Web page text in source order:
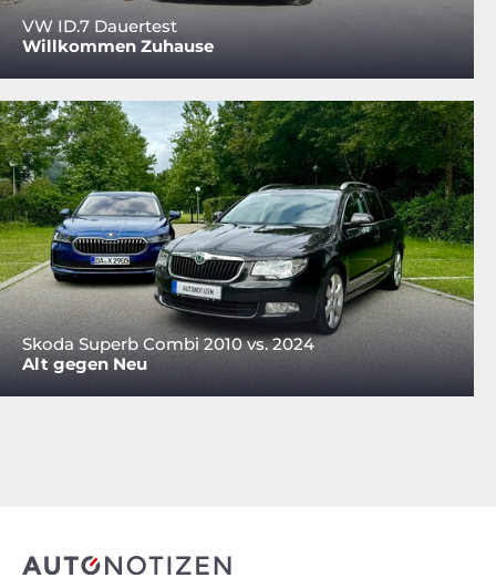
VW ID.7 Dauertest
Willkommen Zuhause
Skoda Superb Combi 2010 vs. 2024
Alt gegen Neu